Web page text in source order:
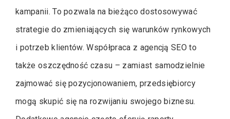
kampanii. To pozwala na bieżąco dostosowywać
strategie do zmieniających się warunków rynkowych
i potrzeb klientów. Współpraca z agencją SEO to
także oszczędność czasu – zamiast samodzielnie
zajmować się pozycjonowaniem, przedsiębiorcy
mogą skupić się na rozwijaniu swojego biznesu.